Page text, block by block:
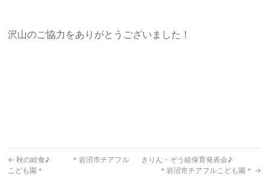
沢山のご協力をありがとうございました！
← 秋の給食♪ ＊岩沼市チアフル
こども園＊
きりん・ぞう組保育発表会♪
＊岩沼市チアフルこども園＊ →